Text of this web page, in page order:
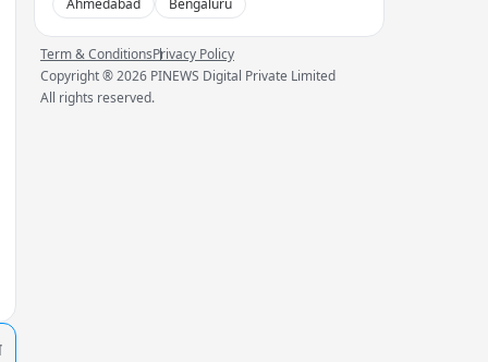
Ahmedabad
Bengaluru
Term & ConditionsPrivacy Policy
Copyright ®2026 PINEWS Digital Private Limited
All rights reserved.